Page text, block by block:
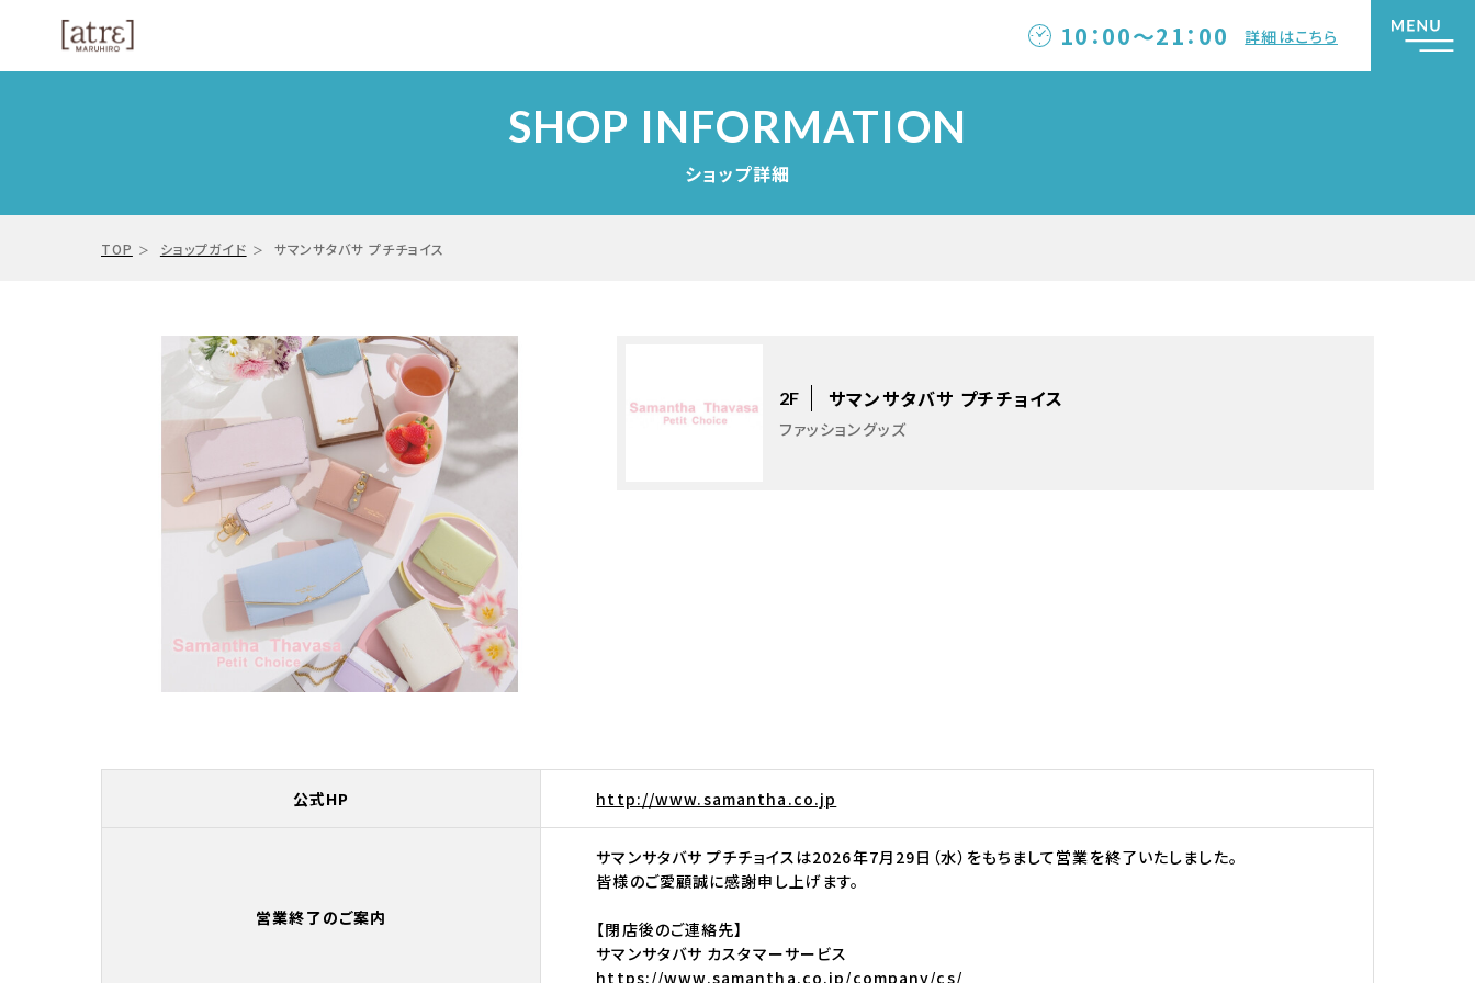
10：00～21：00 詳細はこちら
SHOP INFORMATION
ショップ詳細
TOP ショップガイド サマンサタバサ プチチョイス
2F サマンサタバサ プチチョイス
ファッショングッズ
公式HP http://www.samantha.co.jp
営業終了のご案内
サマンサタバサ プチチョイスは2026年7月29日（水）をもちまして営業を終了いたしました。
皆様のご愛顧誠に感謝申し上げます。
【閉店後のご連絡先】
サマンサタバサ カスタマーサービス
https://www.samantha.co.jp/company/cs/